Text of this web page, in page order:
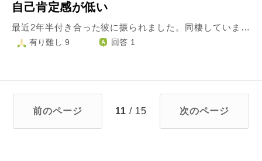
自己肯定感が低い
最近2年半付き合った彼に振られました。同棲していました。会社が同じで今でも顔を合わせます。 きっかけは、私の生理前の不安から彼の不機嫌な様子に過剰に不安になり、感情が爆発してしまったことです。 それがきっかけでそんな性格だと思わなかったと気持ちが冷めたとのことでした。その時にきちんと自分の気持ちを冷静に伝えられればよかったのですが、パニックになり、子供のように泣き、彼を攻めてすがってしまいました。 彼と付き合う前、中絶経験があります。彼より前に付き合っていた人がいましたが、私の気持ちがなくなっていたのに結婚して生涯一緒に居られるのかという不安があること、経済的心配、そんな不安定な気持ちで産めない不安がありました。 とても後悔し、どん底でしたがそんな気持ちも受け入れてくれ、幸せにすると言われ付き合いました。私にとってはとても大きな決心で、彼もそうなのだろうと思って居ました。信じて居ました。 それなのに、一回の喧嘩で気持ちが冷めてしまったこと、前向きに話し合うこともできなかったことがショックでした。私が色々なことに不安になるばかりで信頼関係ができて居なかったのでしょうか。 今では何をして居ても頭の片隅で彼を傷つけた後悔、中絶の後悔、自分の弱い心の後悔があります。なぜ自分は他者と本当の信頼関係が作れないのか、自分は他の人と考え方が違うおかしいのだと思い知らされました。 彼は今同じ会社の女の子と付き合っているようです。明るそうな、穏やかに育てられたような普通の女の子です。やはり結婚するならそんな方がいい、彼に幸せになってほしいと完全に思えません。そんな、愛情のない自分にも嫌になりますが、正直な気持ちを言うと、彼の気持ちが変わるのが早すぎないか、不安な気持ちを少しは受け入れて、前向きな話し合いがしたかったとまだ彼に執着しています。 なぜこんなに不安になるのか自分でも分かりません。 自分が不安になるばかりで、自分のことしか考えられず、相手の気持ちを尊重し、愛せる余裕もなくなってしまいます。 もう少し考え過ぎず少しの余裕を持ちたいのですが色々な後悔が邪魔をしています。 どうすれば、自己肯定感を持って、人の気持ちも考えられる愛情を持った人になれるのでしょうか？
有り難し 9 回答 1
前のページ 11 / 15 次のページ